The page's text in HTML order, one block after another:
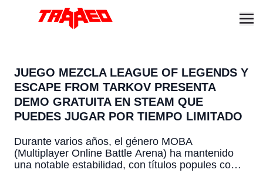
JUEGO MEZCLA LEAGUE OF LEGENDS Y
ESCAPE FROM TARKOV PRESENTA
DEMO GRATUITA EN STEAM QUE
PUEDES JUGAR POR TIEMPO LIMITADO
Durante varios años, el género MOBA
(Multiplayer Online Battle Arena) ha mantenido
una notable estabilidad, con títulos popules como